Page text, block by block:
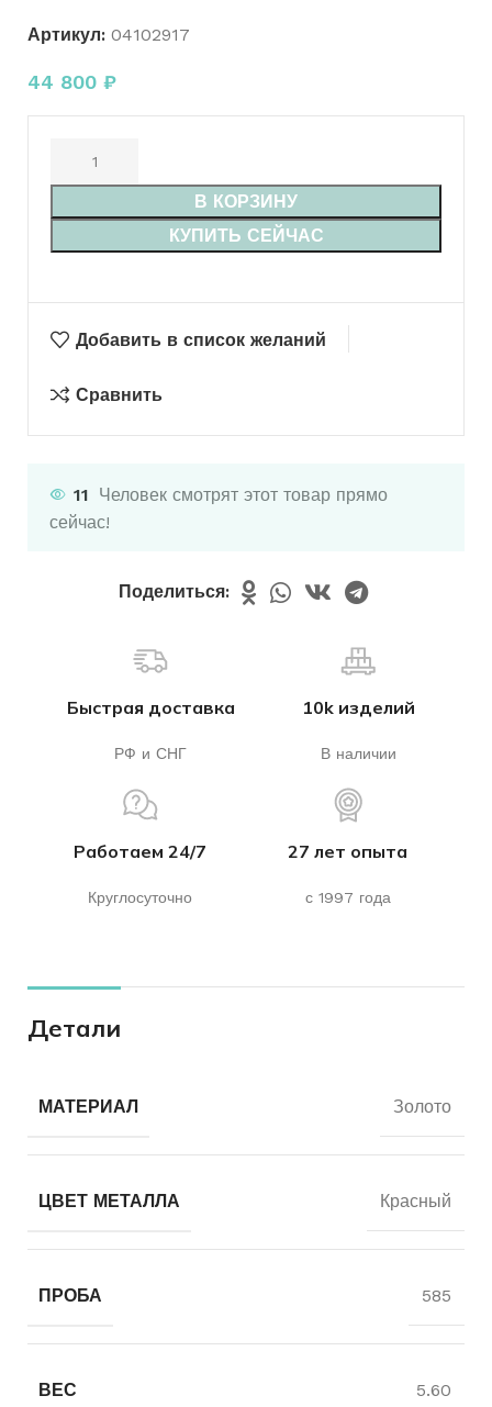
Артикул: 04102917
44 800 ₽
В КОРЗИНУ
КУПИТЬ СЕЙЧАС
Добавить в список желаний
Сравнить
11 Человек смотрят этот товар прямо
сейчас!
Поделиться:
Быстрая доставка
РФ и СНГ
10k изделий
В наличии
Работаем 24/7
Круглосуточно
27 лет опыта
с 1997 года
Детали
МАТЕРИАЛ Золото
ЦВЕТ МЕТАЛЛА Красный
ПРОБА 585
ВЕС 5.60